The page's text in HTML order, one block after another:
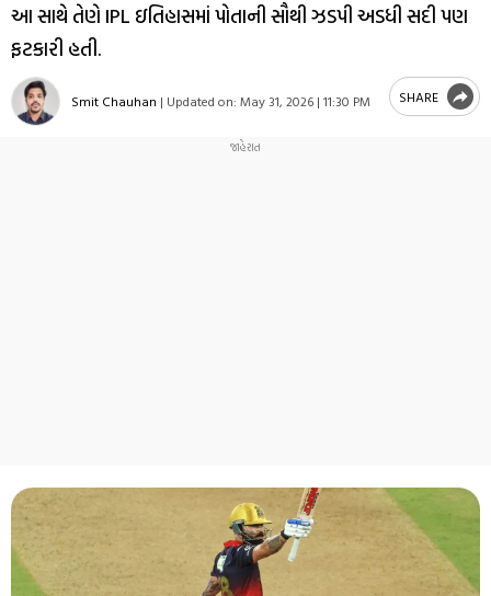
આ સાથે તેણે IPL ઇતિહાસમાં પોતાની સૌથી ઝડપી અડધી સદી પણ
ફટકારી હતી.
Smit Chauhan | Updated on: May 31, 2026 | 11:30 PM SHARE